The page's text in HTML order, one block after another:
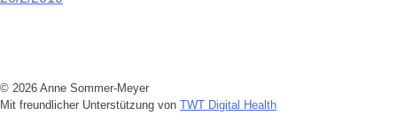
© 2026 Anne Sommer-Meyer
Mit freundlicher Unterstützung von TWT Digital Health